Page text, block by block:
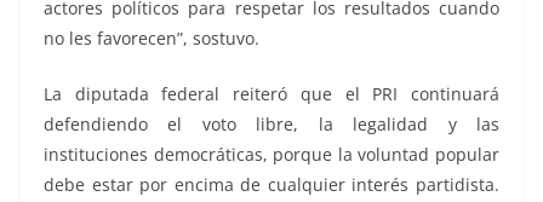
actores políticos para respetar los resultados cuando
no les favorecen”, sostuvo.
La diputada federal reiteró que el PRI continuará
defendiendo el voto libre, la legalidad y las
instituciones democráticas, porque la voluntad popular
debe estar por encima de cualquier interés partidista.